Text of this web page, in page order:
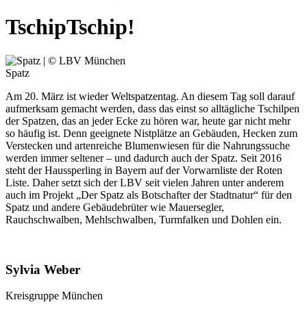
TschipTschip!
Spatz
Am 20. März ist wieder Weltspatzentag. An diesem Tag soll darauf
aufmerksam gemacht werden, dass das einst so alltägliche Tschilpen
der Spatzen, das an jeder Ecke zu hören war, heute gar nicht mehr
so häufig ist. Denn geeignete Nistplätze an Gebäuden, Hecken zum
Verstecken und artenreiche Blumenwiesen für die Nahrungssuche
werden immer seltener – und dadurch auch der Spatz. Seit 2016
steht der Haussperling in Bayern auf der Vorwarnliste der Roten
Liste. Daher setzt sich der LBV seit vielen Jahren unter anderem
auch im Projekt „Der Spatz als Botschafter der Stadtnatur“ für den
Spatz und andere Gebäudebrüter wie Mauersegler,
Rauchschwalben, Mehlschwalben, Turmfalken und Dohlen ein.
Sylvia Weber
Kreisgruppe München